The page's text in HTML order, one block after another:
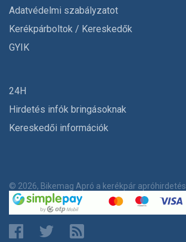
Adatvédelmi szabályzatot
Kerékpárboltok / Kereskedők
GYIK
24H
Hirdetés infók bringásoknak
Kereskedői információk
© 2026, Bikemag Apró a kerékpár apróhirdetés